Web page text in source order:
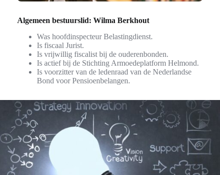
Algemeen bestuurslid: Wilma Berkhout
Was hoofdinspecteur Belastingdienst.
Is fiscaal Jurist.
Is vrijwillig fiscalist bij de ouderenbonden.
Is actief bij de Stichting Armoedeplatform Helmond.
Is voorzitter van de ledenraad van de Nederlandse
Bond voor Pensioenbelangen.